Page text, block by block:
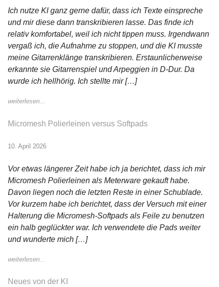
Ich nutze KI ganz gerne dafür, dass ich Texte einspreche
und mir diese dann transkribieren lasse. Das finde ich
relativ komfortabel, weil ich nicht tippen muss. Irgendwann
vergaß ich, die Aufnahme zu stoppen, und die KI musste
meine Gitarrenklänge transkribieren. Erstaunlicherweise
erkannte sie Gitarrenspiel und Arpeggien in D-Dur. Da
wurde ich hellhörig. Ich stellte mir […]
weiterlesen...
Micromesh Polierleinen versus Softpads
10. April 2026
Vor etwas längerer Zeit habe ich ja berichtet, dass ich mir
Micromesh Polierleinen als Meterware gekauft habe.
Davon liegen noch die letzten Reste in einer Schublade.
Vor kurzem habe ich berichtet, dass der Versuch mit einer
Halterung die Micromesh-Softpads als Feile zu benutzen
ein halb geglückter war. Ich verwendete die Pads weiter
und wunderte mich […]
weiterlesen...
Neues von der KI